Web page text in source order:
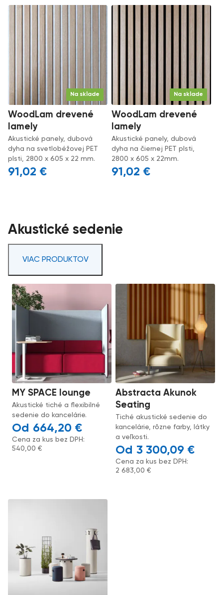
Na sklade
WoodLam drevené
lamely
Akustické panely, dubová
dyha na svetlobéžovej PET
plsti, 2800 x 605 x 22 mm.
91,02 €
Na sklade
WoodLam drevené
lamely
Akustické panely, dubová
dyha na čiernej PET plsti,
2800 x 605 x 22mm.
91,02 €
Akustické sedenie
VIAC PRODUKTOV
MY SPACE lounge
Akustické tiché a flexibilné
sedenie do kancelárie.
664,20 €
Cena za kus bez DPH:
540,00€
Abstracta Akunok
Seating
Tiché akustické sedenie do
kancelárie, rôzne farby, látky
a veľkosti.
3 300,09 €
Cena za kus bez DPH:
2 683,00€